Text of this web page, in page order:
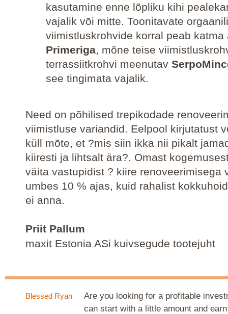
kasutamine enne lõpliku kihi
vajalik või mitte. Toonitavate
viimistluskrohvide korral peab katma
Primeriga, mõne teise
terrassiitkrohvi meenutav
see tingimata vajalik.
Need on põhilised trepikodade
viimistluse variandid. Eelpool kirjutatust
küll mõte, et ?mis siin ikka nii pikalt
kiiresti ja lihtsalt ära?. Omast
väita vastupidist ? kiire renoveerimisega
umbes 10 % ajas, kuid rahalist
ei anna.
Priit Pallum
maxit Estonia ASi kuivsegude tootejuht
Blessed Ryan
Are you looking for a profitable
can start with a little amount and